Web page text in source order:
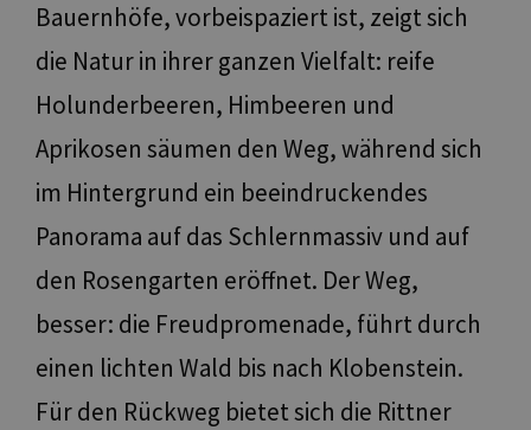
Bauernhöfe, vorbeispaziert ist, zeigt sich
die Natur in ihrer ganzen Vielfalt: reife
Holunderbeeren, Himbeeren und
Aprikosen säumen den Weg, während sich
im Hintergrund ein beeindruckendes
Panorama auf das Schlernmassiv und auf
den Rosengarten eröffnet. Der Weg,
besser: die Freudpromenade, führt durch
einen lichten Wald bis nach Klobenstein.
Für den Rückweg bietet sich die Rittner